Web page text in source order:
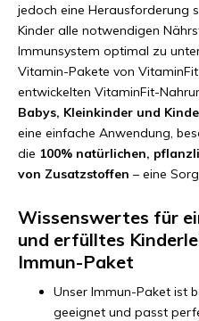
jedoch eine Herausforderung
Kinder alle notwendigen
Immunsystem optimal zu
Vitamin-Pakete von
entwickelten VitaminFit-
Babys, Kleinkinder und
eine einfache Anwendung,
die 100% natürlichen,
von Zusatzstoffen – eine
Wissenswertes für
und erfülltes
Immun-Paket
Unser Immun-Paket ist
geeignet und passt